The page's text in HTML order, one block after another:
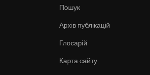
Пошук
Архів публікацій
Глосарій
Карта сайту